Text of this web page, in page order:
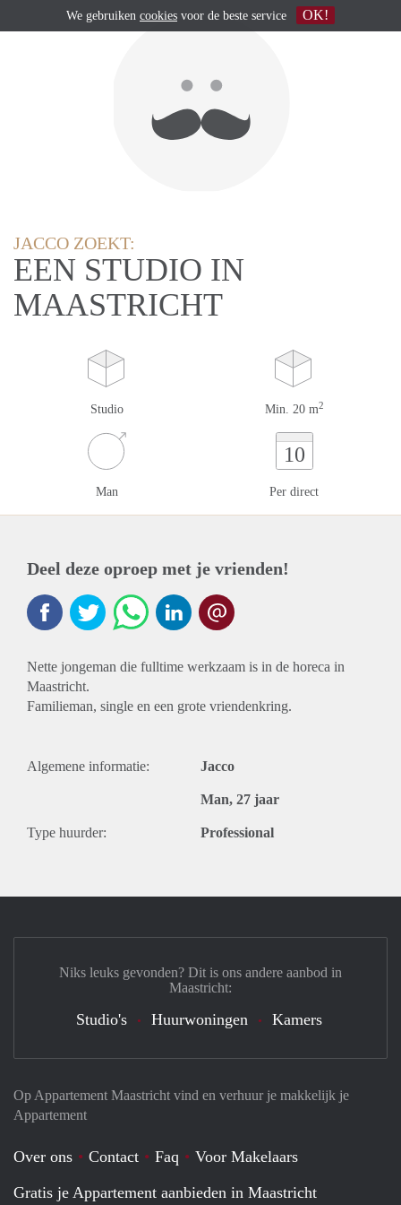
JACCO ZOEKT:
EEN STUDIO IN
MAASTRICHT
Studio Min. 20 m2
Man
10
Per direct
Deel deze oproep met je vrienden!
Nette jongeman die fulltime werkzaam is in de horeca in
Maastricht.
Familieman, single en een grote vriendenkring.
Algemene informatie: Jacco
Man, 27 jaar
Type huurder: Professional
Op Appartement Maastricht vind en verhuur je makkelijk je
Appartement
Over ons Contact Faq
Voor Makelaars
Gratis je Appartement aanbieden in Maastricht
Niks leuks gevonden? Dit is ons andere aanbod in
Maastricht:
Studio's Huurwoningen Kamers
We gebruiken cookies voor de beste service OK!